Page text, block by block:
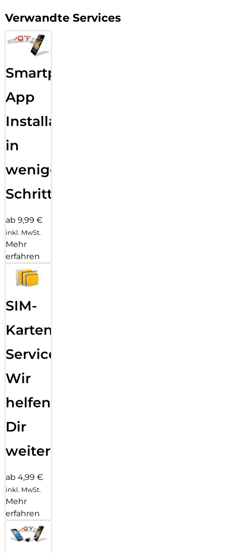
Verwandte Services
Smartphone
App
Installation
in
wenigen
Schritten
ab 9,99 €
inkl. MwSt.
Mehr
erfahren
SIM-
Karten
Service:
Wir
helfen
Dir
weiter
ab 4,99 €
inkl. MwSt.
Mehr
erfahren